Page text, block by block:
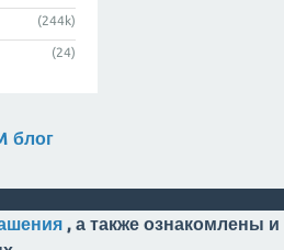
(244k)
(24)
блог
, а также ознакомлены и